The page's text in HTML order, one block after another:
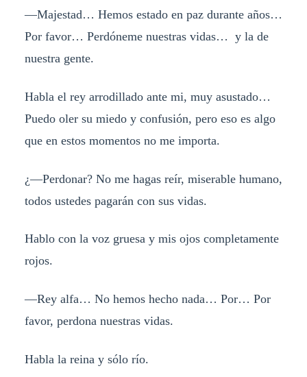
—Majestad… Hemos estado en paz durante años…
Por favor… Perdóneme nuestras vidas… y la de
nuestra gente.
Habla el rey arrodillado ante mi, muy asustado…
Puedo oler su miedo y confusión, pero eso es algo
que en estos momentos no me importa.
¿—Perdonar? No me hagas reír, miserable humano,
todos ustedes pagarán con sus vidas.
Hablo con la voz gruesa y mis ojos completamente
rojos.
—Rey alfa… No hemos hecho nada… Por… Por
favor, perdona nuestras vidas.
Habla la reina y sólo río.